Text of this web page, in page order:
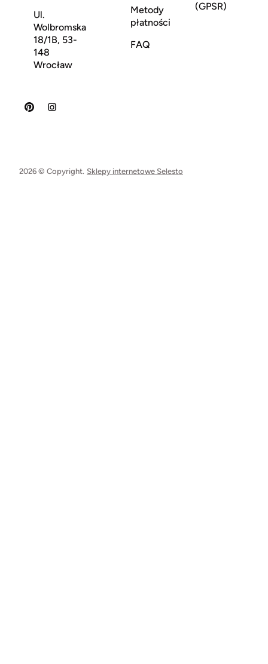
Ul.
Wolbromska
18/1B, 53-
148
Wrocław
Metody
płatności
FAQ
(GPSR)
2026 © Copyright. Sklepy internetowe Selesto